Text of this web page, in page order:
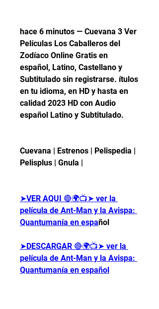
hace 6 minutos — Cuevana 3 Ver
Películas Los Caballeros del
Zodíaco Online Gratis en
español, Latino, Castellano y
Subtitulado sin registrarse. ítulos
en tu idioma, en HD y hasta en
calidad 2023 HD con Audio
español Latino y Subtitulado.
Cuevana | Estrenos | Pelispedia |
Pelisplus | Gnula |
➤VER AQUI 🔴🌍📺➤ ver la
película de Ant-Man y la Avispa:
Quantumanía en español
➤DESCARGAR 🔴🌍📺➤ ver la
película de Ant-Man y la Avispa:
Quantumanía en español